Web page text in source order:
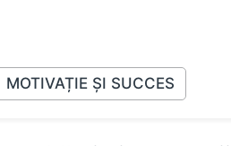
MOTIVAȚIE ȘI SUCCES